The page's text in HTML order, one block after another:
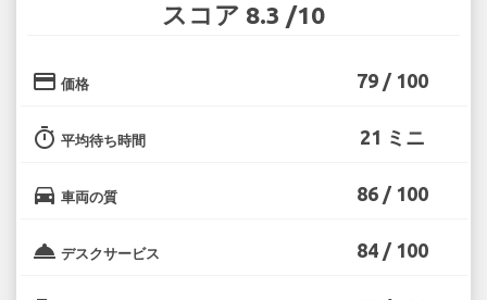
スコア 8.3 /10
credit_card 価格 79 / 100
timer 平均待ち時間 21 ミニ
directions_car 車両の質 86 / 100
room_service デスクサービス 84 / 100